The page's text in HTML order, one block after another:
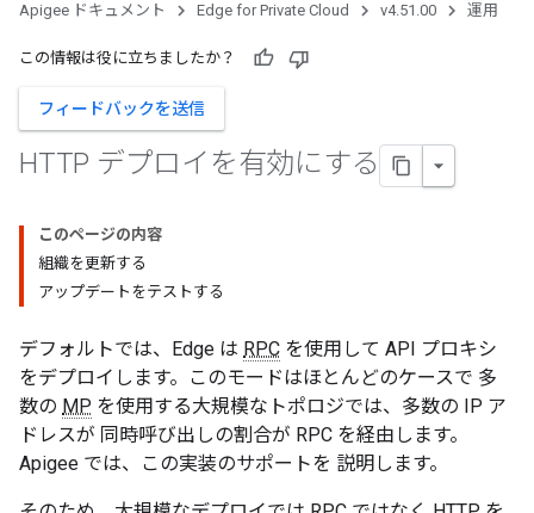
Apigee ドキュメント Edge for Private Cloud v4.51.00 運用
この情報は役に立ちましたか？
フィードバックを送信
HTTP デプロイを有効にする
このページの内容
組織を更新する
アップデートをテストする
デフォルトでは、Edge は RPC を使用して API プロキシ
をデプロイします。このモードはほとんどのケースで 多
数の MP を使用する大規模なトポロジでは、多数の IP ア
ドレスが 同時呼び出しの割合が RPC を経由します。
Apigee では、この実装のサポートを 説明します。